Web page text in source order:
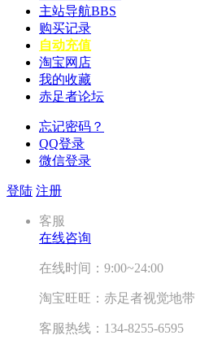
主站导航BBS
购买记录
自动充值
淘宝网店
我的收藏
赤足者论坛
忘记密码？
QQ登录
微信登录
登陆 注册
客服
在线咨询
在线时间：9:00~24:00
淘宝旺旺：赤足者视觉地带
客服热线：134-8255-6595